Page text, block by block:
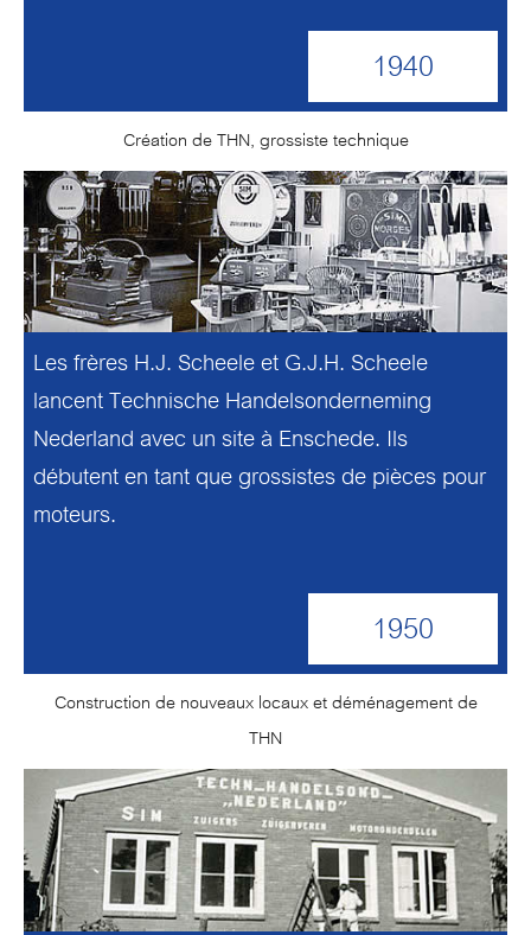
1940
Création de THN, grossiste technique
Les frères H.J. Scheele et G.J.H. Scheele
lancent Technische Handelsonderneming
Nederland avec un site à Enschede. Ils
débutent en tant que grossistes de pièces pour
moteurs.
1950
Construction de nouveaux locaux et déménagement de
THN